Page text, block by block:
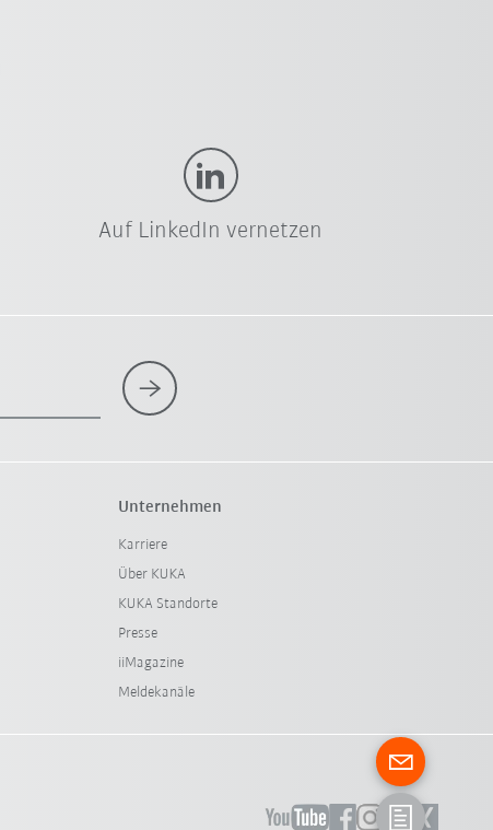
Auf LinkedIn vernetzen
Unternehmen
Karriere
Über KUKA
KUKA Standorte
Presse
iiMagazine
Meldekanäle